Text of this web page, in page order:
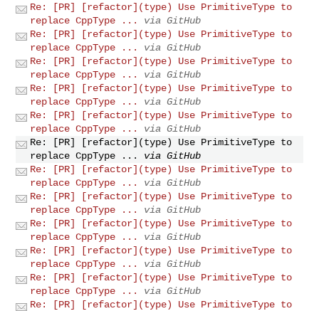
Re: [PR] [refactor](type) Use PrimitiveType to
replace CppType ...
via GitHub
Re: [PR] [refactor](type) Use PrimitiveType to
replace CppType ...
via GitHub
Re: [PR] [refactor](type) Use PrimitiveType to
replace CppType ...
via GitHub
Re: [PR] [refactor](type) Use PrimitiveType to
replace CppType ...
via GitHub
Re: [PR] [refactor](type) Use PrimitiveType to
replace CppType ...
via GitHub
Re: [PR] [refactor](type) Use PrimitiveType to
replace CppType ...
via GitHub
Re: [PR] [refactor](type) Use PrimitiveType to
replace CppType ...
via GitHub
Re: [PR] [refactor](type) Use PrimitiveType to
replace CppType ...
via GitHub
Re: [PR] [refactor](type) Use PrimitiveType to
replace CppType ...
via GitHub
Re: [PR] [refactor](type) Use PrimitiveType to
replace CppType ...
via GitHub
Re: [PR] [refactor](type) Use PrimitiveType to
replace CppType ...
via GitHub
Re: [PR] [refactor](type) Use PrimitiveType to